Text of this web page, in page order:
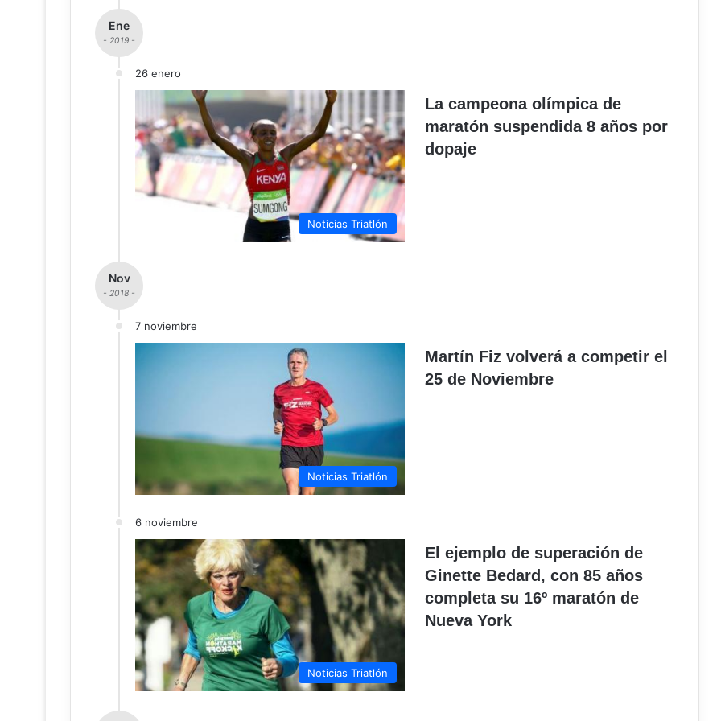
Ene
- 2019 -
26 enero
Noticias Triatlón
La campeona olímpica de
maratón suspendida 8 años por
dopaje
Nov
- 2018 -
7 noviembre
Noticias Triatlón
Martín Fiz volverá a competir el
25 de Noviembre
6 noviembre
Noticias Triatlón
El ejemplo de superación de
Ginette Bedard, con 85 años
completa su 16º maratón de
Nueva York